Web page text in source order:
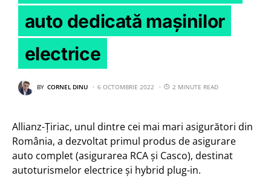
auto dedicată mașinilor
electrice
BY CORNEL DINU 6 OCTOMBRIE 2022 2 MINUTE READ
Allianz-Țiriac, unul dintre cei mai mari asigurători din
România, a dezvoltat primul produs de asigurare
auto complet (asigurarea RCA și Casco), destinat
autoturismelor electrice și hybrid plug-in.